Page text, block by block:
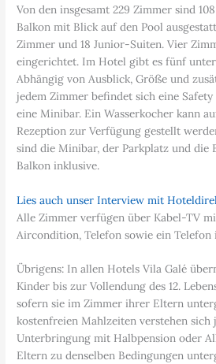
Von den insgesamt 229 Zimmer sind
Balkon mit Blick auf den Pool
Zimmer und 18 Junior-Suiten. Vier
eingerichtet. Im Hotel gibt es fünf
Abhängig von Ausblick, Größe und
jedem Zimmer befindet sich eine
eine Minibar. Ein Wasserkocher kann
Rezeption zur Verfügung gestellt
sind die Minibar, der Parkplatz und die
Balkon inklusive.
Lies auch unser Interview mit
Alle Zimmer verfügen über Kabel-TV
Aircondition, Telefon sowie ein Telefon
Übrigens: In allen Hotels Vila Galé
Kinder bis zur Vollendung des 12.
sofern sie im Zimmer ihrer Eltern
kostenfreien Mahlzeiten verstehen sich
Unterbringung mit Halbpension oder
Eltern zu denselben Bedingungen